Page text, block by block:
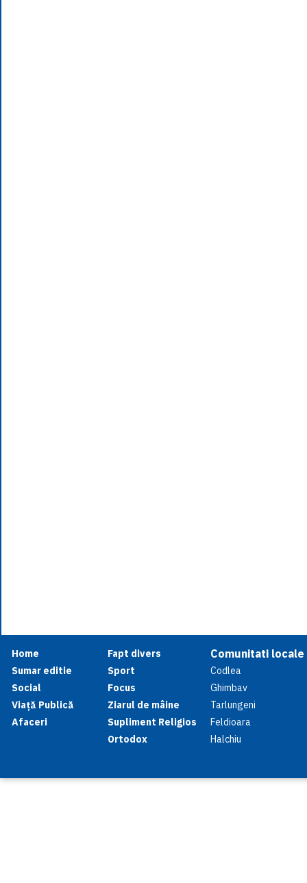
Home
Sumar editie
Social
Viață Publică
Afaceri
Fapt divers
Sport
Focus
Ziarul de mâine
Supliment Religios
Ortodox
Comunitati locale
Codlea
Ghimbav
Tarlungeni
Feldioara
Halchiu